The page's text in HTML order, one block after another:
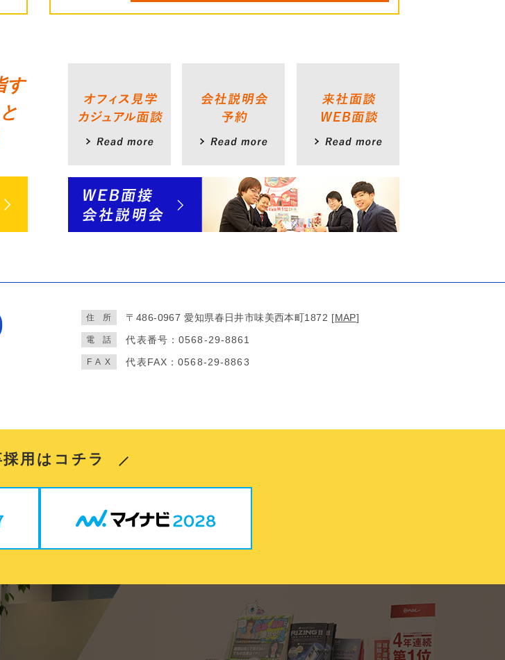
す
住 所 〒486-0967 愛知県春日井市味美西本町1872 [MAP]
電話 代表番号：0568-29-8861
FAX 代表FAX：0568-29-8863
採用はコチラ